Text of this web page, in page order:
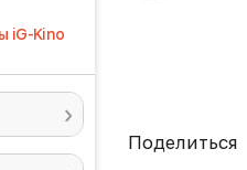
iG-Kino
Поделиться